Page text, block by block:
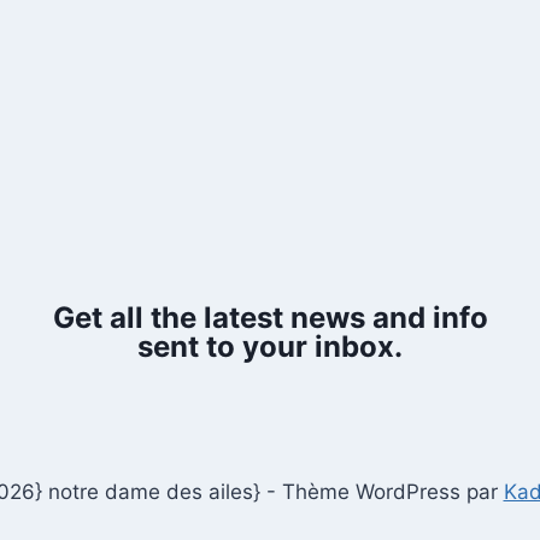
Get all the latest news and info
sent to your inbox.
notre dame des ailes} - Thème WordPress par